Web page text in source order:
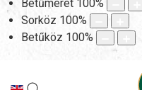
Betűméret 100%
Sorköz 100%
Betűköz 100%